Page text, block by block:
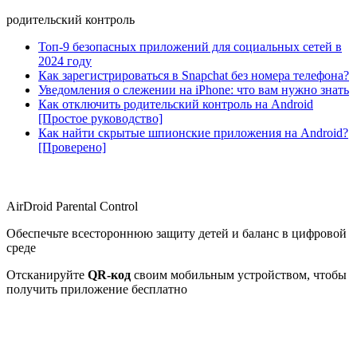
родительский контроль
Топ-9 безопасных приложений для социальных сетей в
2024 году
Как зарегистрироваться в Snapchat без номера телефона?
Уведомления о слежении на iPhone: что вам нужно знать
Как отключить родительский контроль на Android
[Простое руководство]
Как найти скрытые шпионские приложения на Android?
[Проверено]
AirDroid Parental Control
Обеспечьте всестороннюю защиту детей и баланс в цифровой
среде
Отсканируйте QR-код своим мобильным устройством, чтобы
получить приложение бесплатно